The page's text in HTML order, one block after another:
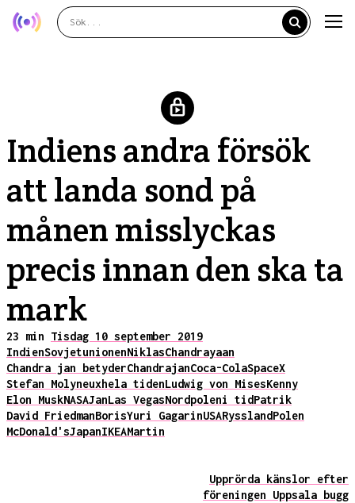
Indiens andra försök
att landa sond på
månen misslyckas
precis innan den ska ta
mark
23 min Tisdag 10 september 2019
IndienSovjetunionenNiklasChandrayaan
Chandra jan betyderChandrajanCoca-ColaSpaceX
Stefan Molyneuxhela tidenLudwig von MisesKenny
Elon MuskNASAJanLas VegasNordpoleni tidPatrik
David FriedmanBorisYuri GagarinUSARysslandPolen
McDonald'sJapanIKEAMartin
Upprörda känslor efter
föreningen Uppsala bugg